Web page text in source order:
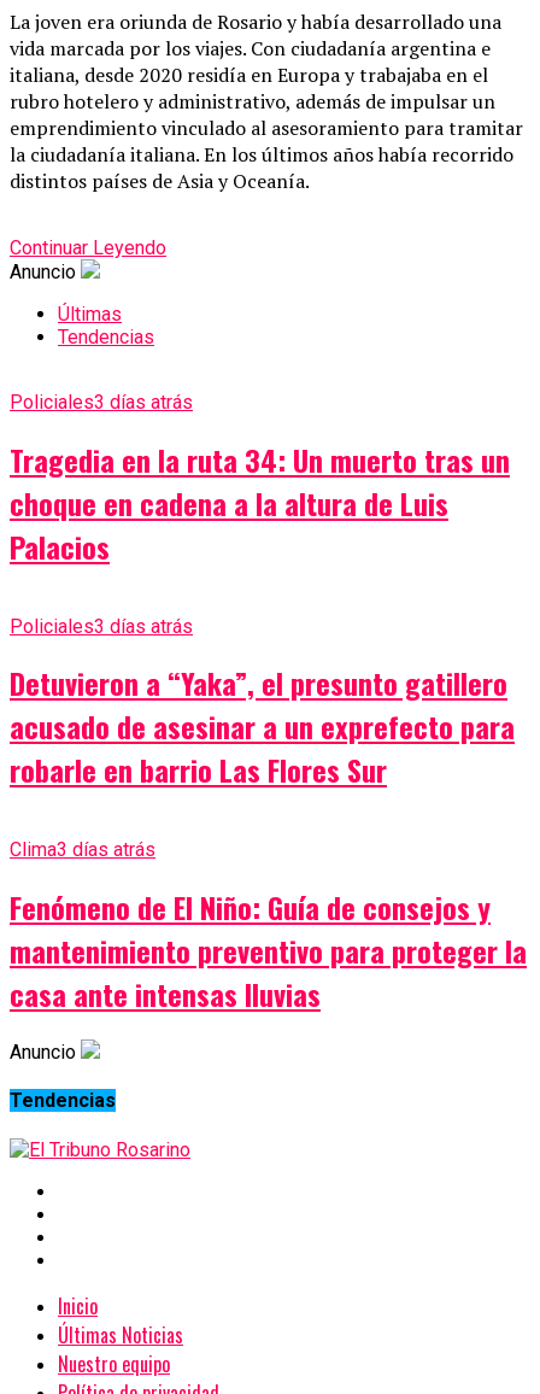
La joven era oriunda de Rosario y había desarrollado una
vida marcada por los viajes. Con ciudadanía argentina e
italiana, desde 2020 residía en Europa y trabajaba en el
rubro hotelero y administrativo, además de impulsar un
emprendimiento vinculado al asesoramiento para tramitar
la ciudadanía italiana. En los últimos años había recorrido
distintos países de Asia y Oceanía.
Continuar Leyendo
Anuncio
Últimas
Tendencias
Policiales3 días atrás
Tragedia en la ruta 34: Un muerto tras un
choque en cadena a la altura de Luis
Palacios
Policiales3 días atrás
Detuvieron a “Yaka”, el presunto gatillero
acusado de asesinar a un exprefecto para
robarle en barrio Las Flores Sur
Clima3 días atrás
Fenómeno de El Niño: Guía de consejos y
mantenimiento preventivo para proteger la
casa ante intensas lluvias
Anuncio
Tendencias
Inicio
Últimas Noticias
Nuestro equipo